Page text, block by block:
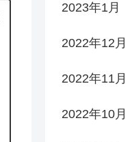
2023年1月
2022年12月
2022年11月
2022年10月